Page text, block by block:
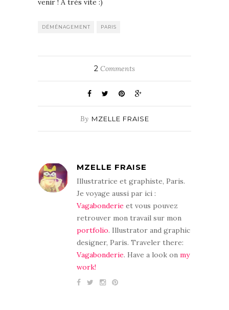
venir ! À très vite :)
DÉMÉNAGEMENT PARIS
2 Comments
By MZELLE FRAISE
MZELLE FRAISE
Illustratrice et graphiste, Paris.
Je voyage aussi par ici :
Vagabonderie et vous pouvez
retrouver mon travail sur mon
portfolio. Illustrator and graphic
designer, Paris. Traveler there:
Vagabonderie. Have a look on my
work!